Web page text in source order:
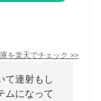
を楽天でチェック >>
て連射もし
ムになって